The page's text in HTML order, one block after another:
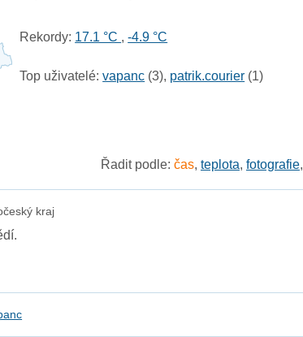
Rekordy: 17.1 °C ,-4.9 °C
Top uživatelé: vapanc (3), patrik.courier (1)
Řadit podle: čas, teplota, fotografie,
kraj